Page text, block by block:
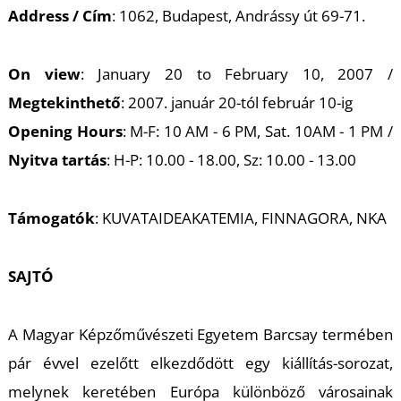
Address / Cím: 1062, Budapest, Andrássy út 69-71.
On view: January 20 to February 10, 2007 /
Megtekinthető: 2007. január 20-tól február 10-ig
Opening Hours: M-F: 10 AM - 6 PM, Sat. 10AM - 1 PM /
Nyitva tartás: H-P: 10.00 - 18.00, Sz: 10.00 - 13.00
Támogatók: KUVATAIDEAKATEMIA, FINNAGORA, NKA
SAJTÓ
A Magyar Képzőművészeti Egyetem Barcsay termében
pár évvel ezelőtt elkezdődött egy kiállítás-sorozat,
melynek keretében Európa különböző városainak